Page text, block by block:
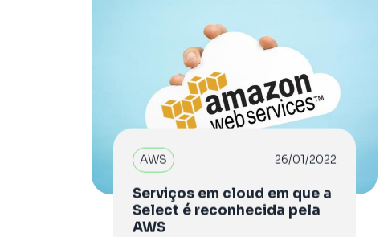
AWS 26/01/2022
Serviços em cloud em que a
Select é reconhecida pela
AWS